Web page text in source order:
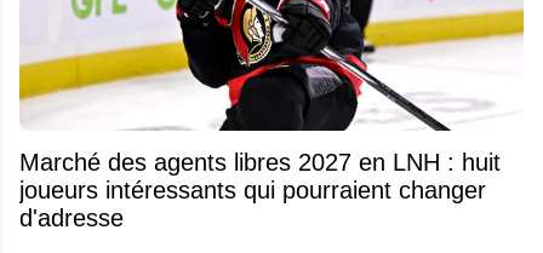
Marché des agents libres 2027 en LNH : huit
joueurs intéressants qui pourraient changer
d'adresse